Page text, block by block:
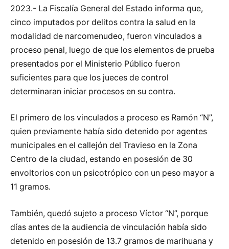
2023.- La Fiscalía General del Estado informa que,
cinco imputados por delitos contra la salud en la
modalidad de narcomenudeo, fueron vinculados a
proceso penal, luego de que los elementos de prueba
presentados por el Ministerio Público fueron
suficientes para que los jueces de control
determinaran iniciar procesos en su contra.
El primero de los vinculados a proceso es Ramón “N”,
quien previamente había sido detenido por agentes
municipales en el callejón del Travieso en la Zona
Centro de la ciudad, estando en posesión de 30
envoltorios con un psicotrópico con un peso mayor a
11 gramos.
También, quedó sujeto a proceso Víctor “N”, porque
días antes de la audiencia de vinculación había sido
detenido en posesión de 13.7 gramos de marihuana y